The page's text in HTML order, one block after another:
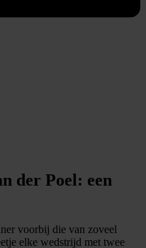
der Poel: een
voorbij die van zoveel
elke wedstrijd met twee